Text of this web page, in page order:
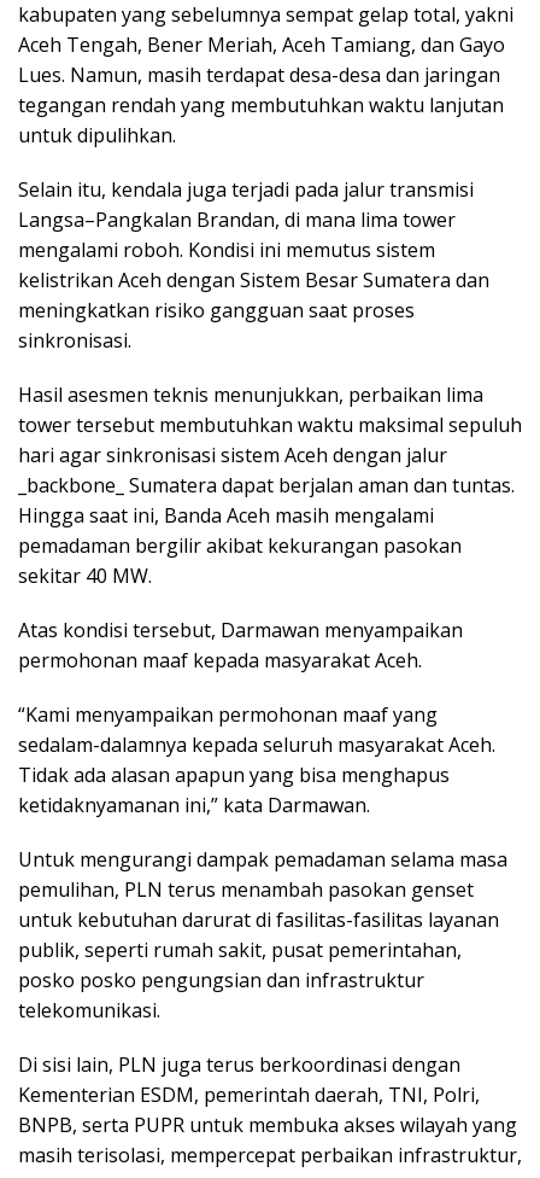
kabupaten yang sebelumnya sempat gelap total, yakni
Aceh Tengah, Bener Meriah, Aceh Tamiang, dan Gayo
Lues. Namun, masih terdapat desa-desa dan jaringan
tegangan rendah yang membutuhkan waktu lanjutan
untuk dipulihkan.
Selain itu, kendala juga terjadi pada jalur transmisi
Langsa–Pangkalan Brandan, di mana lima tower
mengalami roboh. Kondisi ini memutus sistem
kelistrikan Aceh dengan Sistem Besar Sumatera dan
meningkatkan risiko gangguan saat proses
sinkronisasi.
Hasil asesmen teknis menunjukkan, perbaikan lima
tower tersebut membutuhkan waktu maksimal sepuluh
hari agar sinkronisasi sistem Aceh dengan jalur
_backbone_ Sumatera dapat berjalan aman dan tuntas.
Hingga saat ini, Banda Aceh masih mengalami
pemadaman bergilir akibat kekurangan pasokan
sekitar 40 MW.
Atas kondisi tersebut, Darmawan menyampaikan
permohonan maaf kepada masyarakat Aceh.
“Kami menyampaikan permohonan maaf yang
sedalam-dalamnya kepada seluruh masyarakat Aceh.
Tidak ada alasan apapun yang bisa menghapus
ketidaknyamanan ini,” kata Darmawan.
Untuk mengurangi dampak pemadaman selama masa
pemulihan, PLN terus menambah pasokan genset
untuk kebutuhan darurat di fasilitas-fasilitas layanan
publik, seperti rumah sakit, pusat pemerintahan,
posko posko pengungsian dan infrastruktur
telekomunikasi.
Di sisi lain, PLN juga terus berkoordinasi dengan
Kementerian ESDM, pemerintah daerah, TNI, Polri,
BNPB, serta PUPR untuk membuka akses wilayah yang
masih terisolasi, mempercepat perbaikan infrastruktur,